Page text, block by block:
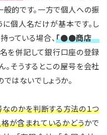
的です。一方で個人への振
に個人名だけが基本です。し
っている場合、「●●商店
を併記して銀行口座の登録
。そうするとこの屋号を会社
はないでしょうか。
のかを判断する方法の１つ
が含まれているかどうかで